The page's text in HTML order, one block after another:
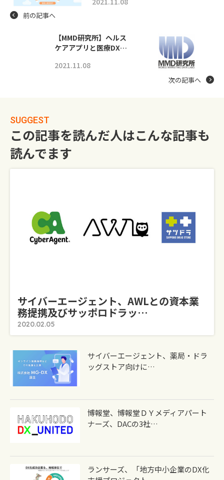
前の記事へ
【MMD研究所】ヘルス
ケアアプリと医療DX…
2021.11.08
次の記事へ
SUGGEST
この記事を読んだ人はこんな記事も
読んでます
サイバーエージェント、AWLとの資本業
務提携及びサッポロドラッ…
2020.02.05
サイバーエージェント、薬局・ドラ
ッグストア向けに…
博報堂、博報堂ＤＹメディアパート
ナーズ、DACの3社…
ランサーズ、「地方中小企業のDX化